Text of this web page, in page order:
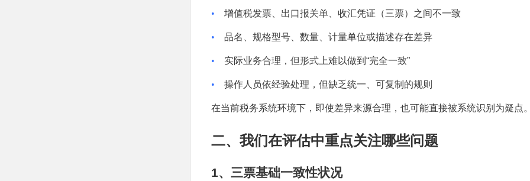
• 增值税发票、出口报关单、收汇凭证（三票）之间不一致
• 品名、规格型号、数量、计量单位或描述存在差异
• 实际业务合理，但形式上难以做到“完全一致”
• 操作人员依经验处理，但缺乏统一、可复制的规则
在当前税务系统环境下，即使差异来源合理，也可能直接被系统识别为疑点
二、我们在评估中重点关注哪些问题
1、三票基础一致性状况